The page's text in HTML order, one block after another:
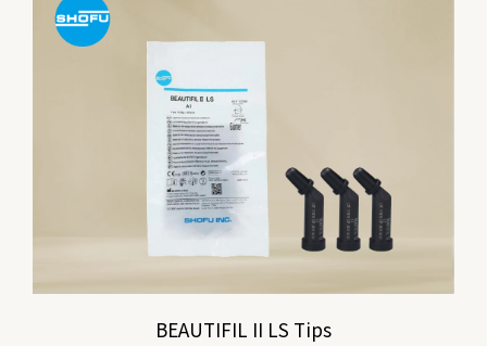
BEAUTIFIL II LS Tips